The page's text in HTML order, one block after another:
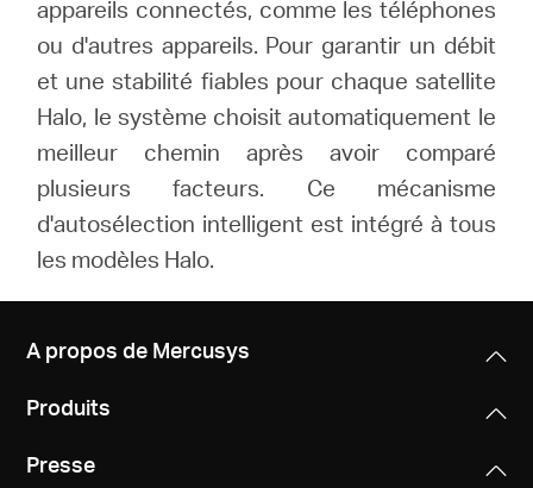
appareils connectés, comme les téléphones
ou d'autres appareils. Pour garantir un débit
et une stabilité fiables pour chaque satellite
Halo, le système choisit automatiquement le
meilleur chemin après avoir comparé
plusieurs facteurs. Ce mécanisme
d'autosélection intelligent est intégré à tous
les modèles Halo.
A propos de Mercusys
Produits
Presse